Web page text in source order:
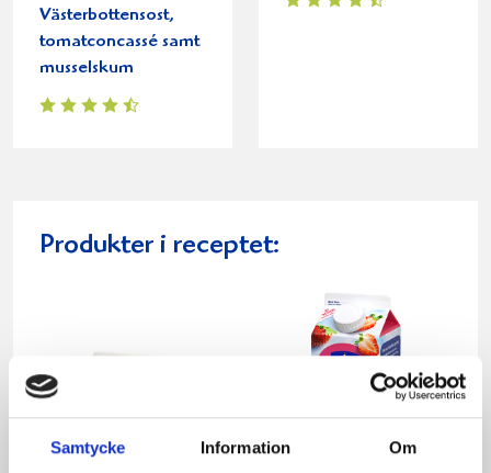
Samtycke Information Om
Västerbottensost,
tomatconcassé samt
musselskum
Produkter i receptet: